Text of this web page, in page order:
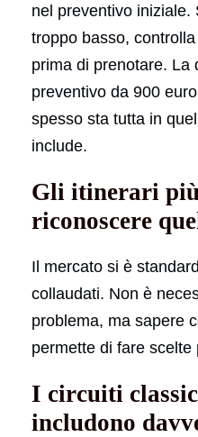
nel preventivo iniziale.
troppo basso,
prima di prenotare. La
preventivo da 900
spesso sta tutta in
include.
Gli itinerari
riconoscere
Il mercato si è
collaudati. Non è
problema, ma sapere
permette di fare scelte
I circuiti
includono